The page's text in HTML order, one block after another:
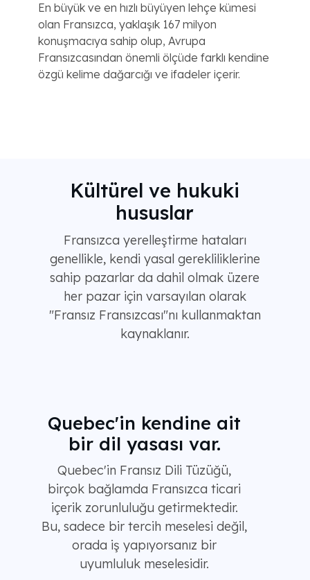
En büyük ve en hızlı büyüyen lehçe kümesi
olan Fransızca, yaklaşık 167 milyon
konuşmacıya sahip olup, Avrupa
Fransızcasından önemli ölçüde farklı kendine
özgü kelime dağarcığı ve ifadeler içerir.
Kültürel ve hukuki
hususlar
Fransızca yerelleştirme hataları
genellikle, kendi yasal gerekliliklerine
sahip pazarlar da dahil olmak üzere
her pazar için varsayılan olarak
"Fransız Fransızcası"nı kullanmaktan
kaynaklanır.
Quebec'in kendine ait
bir dil yasası var.
Quebec'in Fransız Dili Tüzüğü,
birçok bağlamda Fransızca ticari
içerik zorunluluğu getirmektedir.
Bu, sadece bir tercih meselesi değil,
orada iş yapıyorsanız bir
uyumluluk meselesidir.